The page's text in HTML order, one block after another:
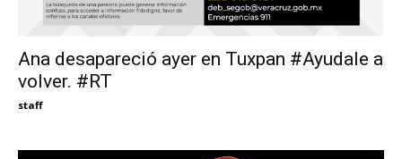
Ana desapareció ayer en Tuxpan #Ayudale a
volver. #RT
staff